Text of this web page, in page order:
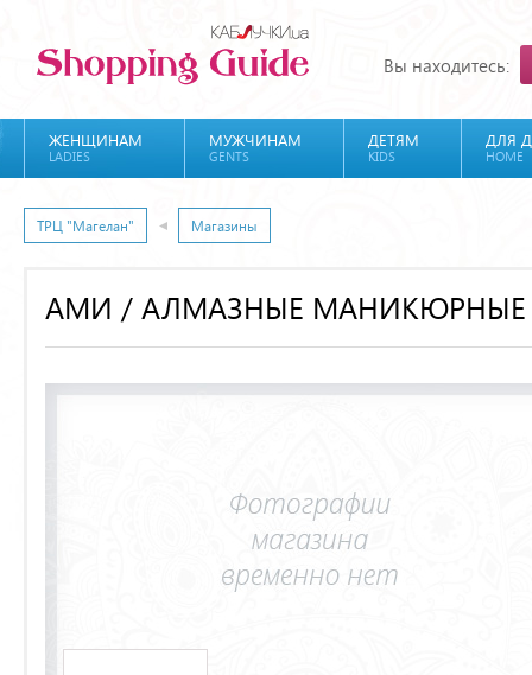
Вы находитесь:
ЖЕНЩИНАМ
LADIES
МУЖЧИНАМ
GENTS
ДЕТЯМ
KIDS
ДЛЯ
HOME
ТРЦ "Магелан" Магазины
АМИ / АЛМАЗНЫЕ МАНИКЮРНЫЕ